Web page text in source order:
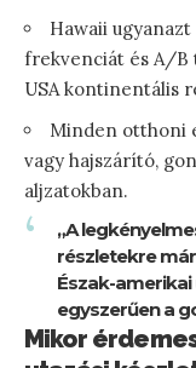
Hawaii
frekvenciát és A/B
USA kontinentális
Minden otthoni
vagy hajszárító,
aljzatokban.
„A
részletekre
Észak-
egyszerűen a
Mikor